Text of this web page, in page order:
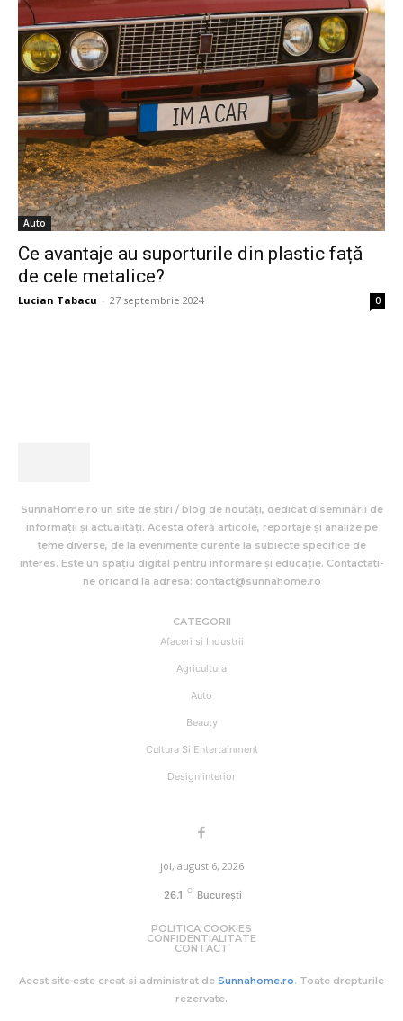
Auto
Ce avantaje au suporturile din plastic față
de cele metalice?
Lucian Tabacu - 27 septembrie 2024 0
SunnaHome.ro un site de știri / blog de noutăți, dedicat diseminării de
informații și actualități. Acesta oferă articole, reportaje și analize pe
teme diverse, de la evenimente curente la subiecte specifice de
interes. Este un spațiu digital pentru informare și educație. Contactati-
ne oricand la adresa: contact@sunnahome.ro
CATEGORII
Afaceri si Industrii
Agricultura
Auto
Beauty
Cultura Si Entertainment
Design interior
joi, august 6, 2026
26.1 C București
POLITICA COOKIES
CONFIDENTIALITATE
CONTACT
Acest site este creat si administrat de Sunnahome.ro. Toate drepturile
rezervate.